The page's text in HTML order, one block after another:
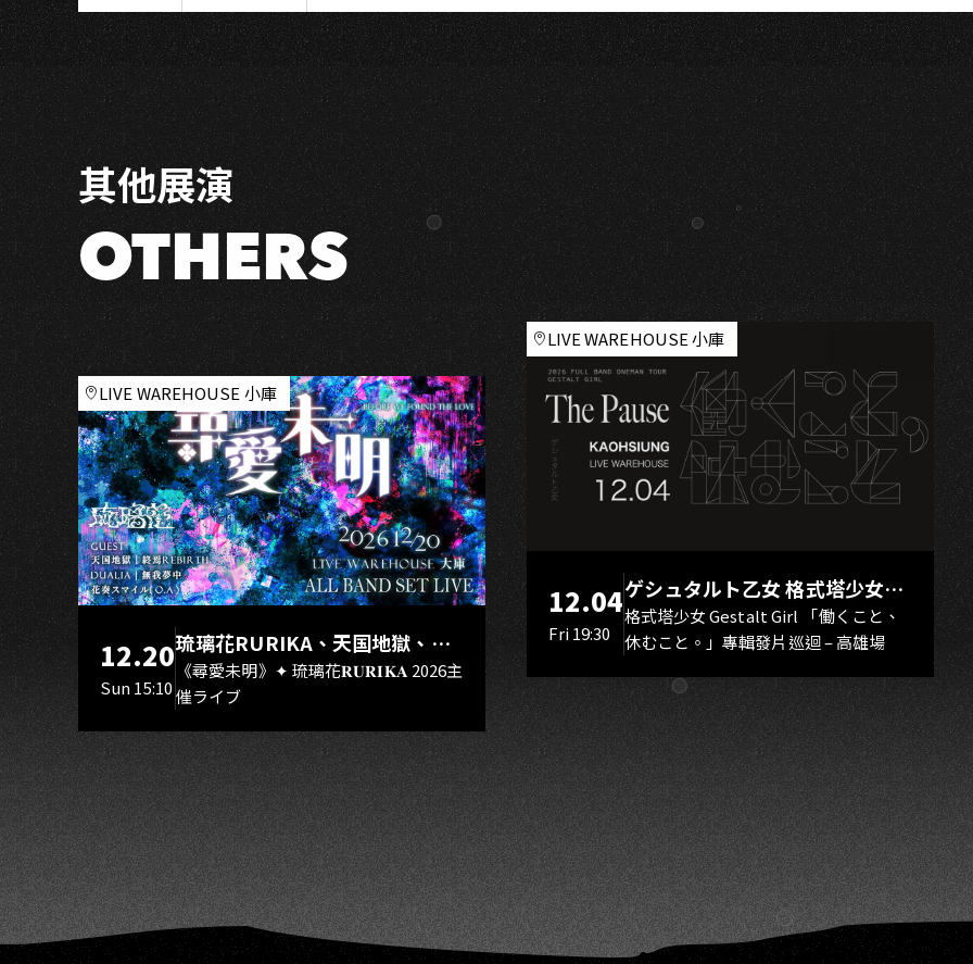
Waiting
4
You
Tour
2016
Asia
at
Taiwan
其他展演
OTHERS
LIVE WAREHOUSE 小庫
12.20
Sun 15:10
琉璃花RURIKA、天国地獄、終
焉Rebirth、DUALIA、無我夢
中、花奏スマイル（O.A.）
《尋愛未明》✦ 琉璃花𝐑𝐔𝐑𝐈𝐊𝐀 2026主
催ライブ
LIVE WAREHOUSE 小庫
12.04
Fri 19:30
ゲシュタルト乙女 格式塔少女
Gestalt Girl
格式塔少女 Gestalt Girl 「働くこと、
休むこと。」專輯發片巡迴 – 高雄場